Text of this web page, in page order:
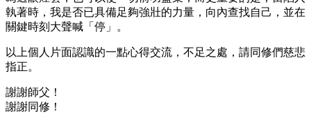
執著時，我是否已具備足夠強壯的力量，向內查找自己，並在
關鍵時刻大聲喊「停」。
以上個人片面認識的一點心得交流，不足之處，請同修們慈悲
指正。
謝謝師父！
謝謝同修！